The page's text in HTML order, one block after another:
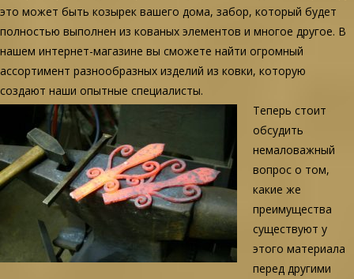
это может быть козырек вашего дома, забор, который будет
полностью выполнен из кованых элементов и многое другое. В
нашем интернет-магазине вы сможете найти огромный
ассортимент разнообразных изделий из ковки, которую
создают наши опытные специалисты.
Теперь стоит
обсудить
немаловажный
вопрос о том,
какие же
преимущества
существуют у
этого материала
перед другими